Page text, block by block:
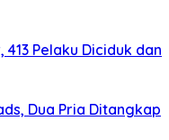
Pelaku Diciduk dan
Dua Pria Ditangkap